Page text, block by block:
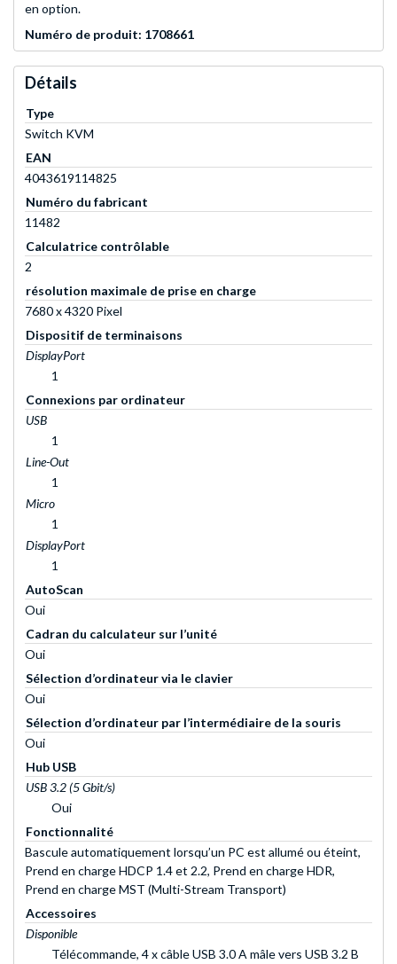
en option.
Numéro de produit: 1708661
Détails
Type
Switch KVM
EAN
4043619114825
Numéro du fabricant
11482
Calculatrice contrôlable
2
résolution maximale de prise en charge
7680 x 4320 Pixel
Dispositif de terminaisons
DisplayPort
1
Connexions par ordinateur
USB
1
Line-Out
1
Micro
1
DisplayPort
1
AutoScan
Oui
Cadran du calculateur sur l’unité
Oui
Sélection d’ordinateur via le clavier
Oui
Sélection d’ordinateur par l’intermédiaire de la souris
Oui
Hub USB
USB 3.2 (5 Gbit/s)
Oui
Fonctionnalité
Bascule automatiquement lorsqu’un PC est allumé ou éteint,
Prend en charge HDCP 1.4 et 2.2, Prend en charge HDR,
Prend en charge MST (Multi-Stream Transport)
Accessoires
Disponible
Télécommande, 4 x câble USB 3.0 A mâle vers USB 3.2 B